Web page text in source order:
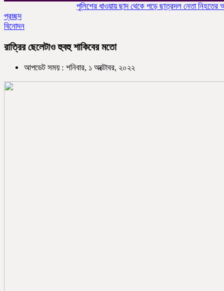
পুলিশের ধাওয়ায় ছাদ থেকে পড়ে ছাত্রদল নেতা নিহতের
প্রচ্ছদ
বিনোদন
রাত্রির ছেলেটাও হুবহু শাকিবের মতো
আপডেট সময় : শনিবার, ১ অক্টোবর, ২০২২